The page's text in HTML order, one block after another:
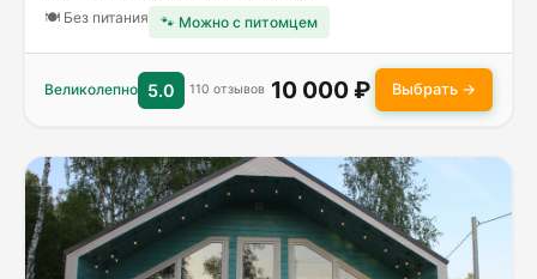
🍽 Без питания 🐾 Можно с питомцем
Великолепно 5.0 110 отзывов 10 000 ₽ Выбрать →